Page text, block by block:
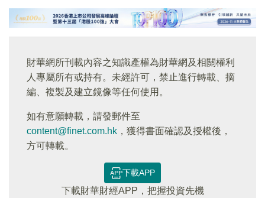
財華網所刊載內容之知識產權為財華網及相關權利
人專屬所有或持有。未經許可，禁止進行轉載、摘
編、複製及建立鏡像等任何使用。
如有意願轉載，請發郵件至
content@finet.com.hk ，獲得書面確認及授權後，
方可轉載。
下載APP
下載財華財經APP，把握投資先機